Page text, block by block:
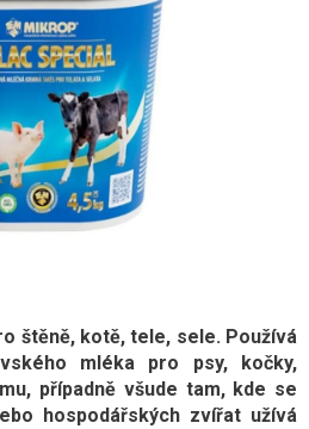
štěně, kotě, tele, sele. Používá
mléka pro psy, kočky,
případně všude tam, kde se
hospodářských zvířat užívá